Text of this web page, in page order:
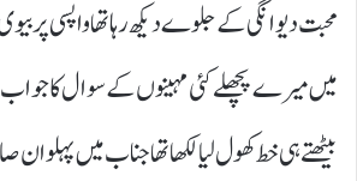
محبت دیوانگی کے جلوے دیکھ رہا تھا واپسی پر
میں میرے پچھلے کئی مہینوں کے سوال کا جواب
بیٹھتے ہی خط کھول لیا لکھا تھا جناب میں